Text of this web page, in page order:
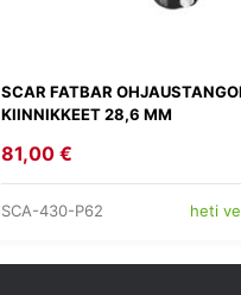
SCAR FATBAR
KIINNIKKEET 28,6 MM
81,00 €
SCA-430-P62 heti